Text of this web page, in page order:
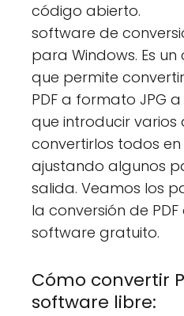
código abierto.
software de
para Windows. Es
que permite
PDF a formato JPG
que introducir varios
convertirlos todos en
ajustando algunos
salida. Veamos los
la conversión de
software gratuito.
Cómo convertir
software libre: